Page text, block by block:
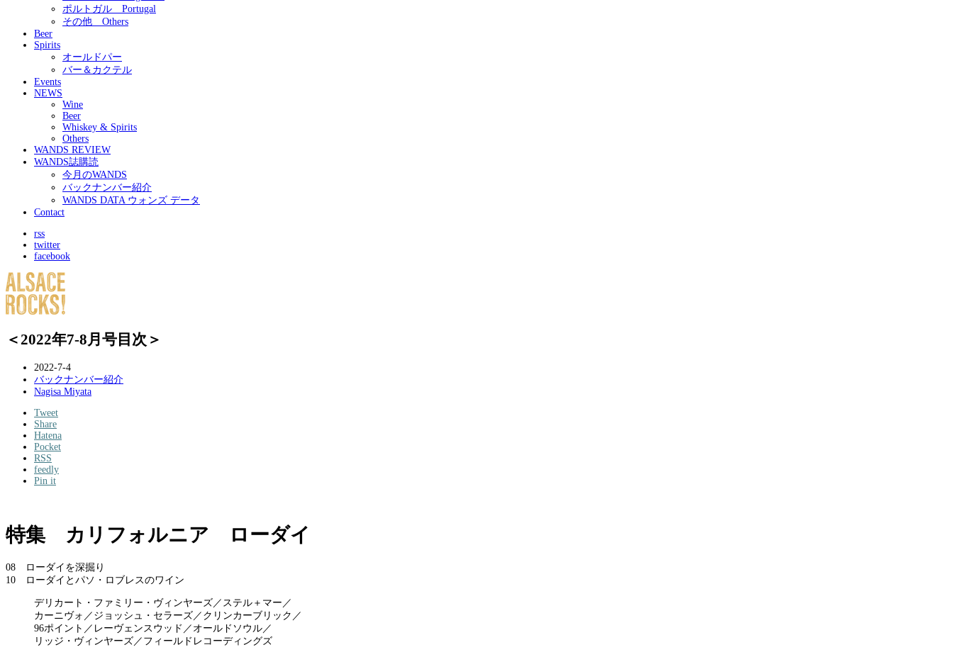
ポルトガル Portugal
その他 Others
Beer
Spirits
オールドパー
バー＆カクテル
Events
NEWS
Wine
Beer
Whiskey & Spirits
Others
WANDS REVIEW
WANDS誌購読
今月のWANDS
バックナンバー紹介
WANDS DATA ウォンズ データ
Contact
rss
twitter
facebook
＜2022年7-8月号目次＞
2022-7-4
バックナンバー紹介
Nagisa Miyata
Tweet
Share
Hatena
Pocket
RSS
feedly
Pin it
特集 カリフォルニア ローダイ
08 ローダイを深掘り
10 ローダイとパソ・ロブレスのワイン
デリカート・ファミリー・ヴィンヤーズ／ステル＋マー／
カーニヴォ／ジョッシュ・セラーズ／クリンカーブリック／
96ポイント／レーヴェンスウッド／オールドソウル／
リッジ・ヴィンヤーズ／フィールドレコーディングズ